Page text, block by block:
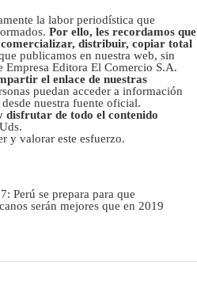
la labor periodística que
Por ello, les recordamos que
distribuir, copiar total
publicamos en nuestra web, sin
Editora El Comercio S.A.
el enlace de nuestras
puedan acceder a información
nuestra fuente oficial.
disfrutar de todo el contenido
y valorar este esfuerzo.
Perú se prepara para que
serán mejores que en 2019